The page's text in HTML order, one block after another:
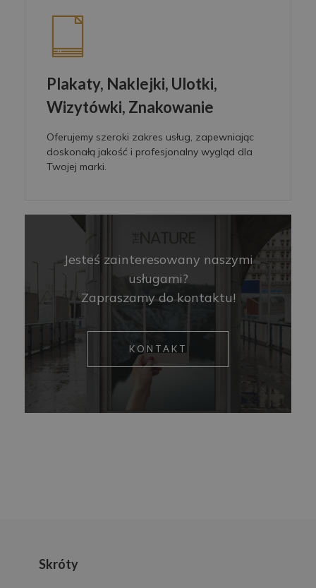
Plakaty, Naklejki, Ulotki,
Wizytówki, Znakowanie
Oferujemy szeroki zakres usług, zapewniając
doskonałą jakość i profesjonalny wygląd dla
Twojej marki.
Jesteś zainteresowany naszymi
usługami?
Zapraszamy do kontaktu!
KONTAKT
Skróty